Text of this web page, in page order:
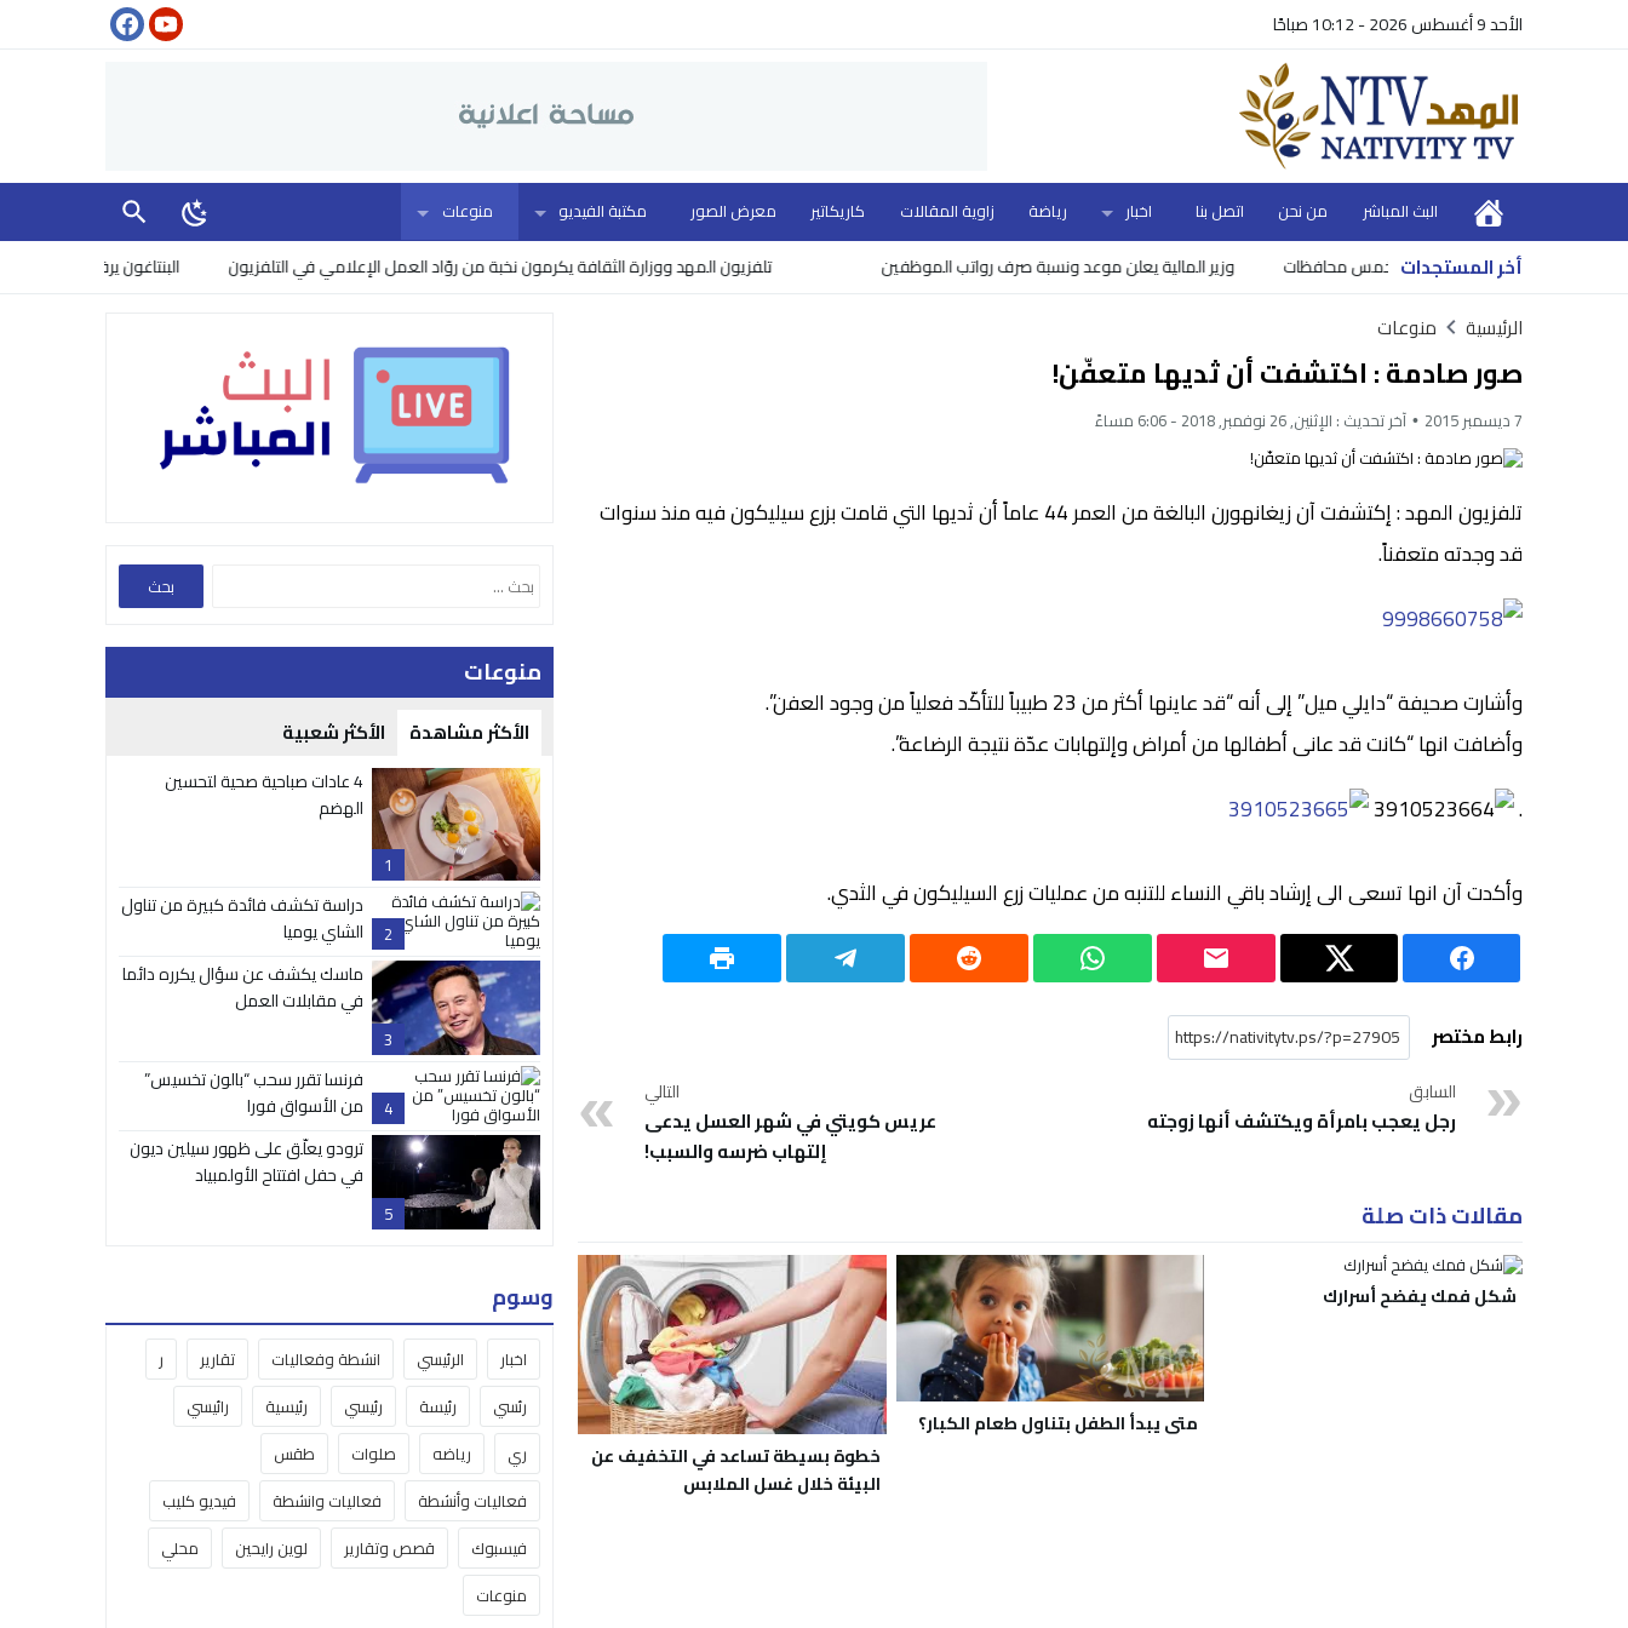
الأحد 9 أغسطس 2026 - 10:12 صباحًا
البث المباشر من نحن اتصل بنا اخبار رياضة زاوية المقالات كاريكاتير معرض الصور مكتبة الفيديو منوعات
أخر المستجدات تلفزيون المهد ووزارة الثقافة يكرمون نخبة من روّاد العمل الإعلامي في التلفزيون البنتاغون يرفع مستوى الخطر: وزير المالية يعلن موعد ونسبة صرف رواتب الموظفين
الرئيسية منوعات
صور صادمة : اكتشفت أن ثديها متعفّن!
7 ديسمبر 2015 آخر تحديث : الإثنين, 26 نوفمبر, 2018 - 6:06 مساءً
تلفزيون المهد : إكتشفت آن زيغانهورن البالغة من العمر 44 عاماً أن ثديها التي قامت بزرع سيليكون فيه منذ سنوات
قد وجدته متعفناً.
وأشارت صحيفة “دايلي ميل” إلى أنه “قد عاينها أكثر من 23 طبيباً للتأكّد فعلياً من وجود العفن”.
وأضافت انها “كانت قد عانى أطفالها من أمراض وإلتهابات عدّة نتيجة الرضاعة”.
.
وأكدت آن انها تسعى الى إرشاد باقي النساء للتنبه من عمليات زرع السيليكون في الثدي.
رابط مختصر
السابق
رجل يعجب بامرأة ويكتشف أنها زوجته
التالي
عريس كويتي في شهر العسل يدعى
إلتهاب ضرسه والسبب!
مقالات ذات صلة
شكل فمك يفضح أسرارك
متى يبدأ الطفل بتناول طعام الكبار؟
خطوة بسيطة تساعد في التخفيف عن
البيئة خلال غسل الملابس
منوعات
الأكثر مشاهدة الأكثر شعبية
1
4 عادات صباحية صحية لتحسين
الهضم
2
دراسة تكشف فائدة كبيرة من تناول
الشاي يوميا
3
ماسك يكشف عن سؤال يكرره دائما
في مقابلات العمل
4
فرنسا تقرر سحب “بالون تخسيس”
من الأسواق فورا
5
ترودو يعلّق على ظهور سيلين ديون
في حفل افتتاح الأولمبياد
وسوم
اخبار الرئيسي انشطة وفعاليات تقارير
ر
رئسي
رئيسة رئيسي رئيسية
رائيسي
ري
رياضه صلوات
طقس
فعاليات وأنشطة
فعاليات وانشطة
فيديو كليب
فيسبوك
قصص وتقارير لوين رايحين
محلي
منوعات